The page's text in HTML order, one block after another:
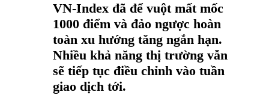
VN-Index đã để vuột mất mốc
1000 điểm và đảo ngược hoàn
toàn xu hướng tăng ngắn hạn.
Nhiều khả năng thị trường vẫn
sẽ tiếp tục điều chỉnh vào tuần
giao dịch tới.